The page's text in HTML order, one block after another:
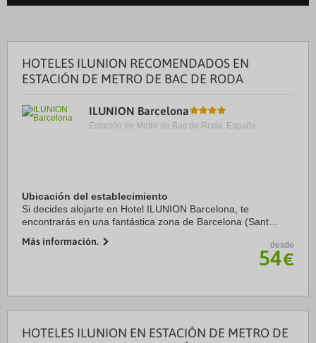
HOTELES ILUNION RECOMENDADOS EN
ESTACIÓN DE METRO DE BAC DE RODA
ILUNION Barcelona
Estación de Metro de Bac de Roda, España.
Ubicación del establecimiento
Si decides alojarte en Hotel ILUNION Barcelona, te
encontrarás en una fantástica zona de Barcelona (Sant
Sagrada Familia y Plaza de Catalunya. Además, ...
Más información. desde
54€
HOTELES ILUNION EN ESTACIÓN DE METRO DE